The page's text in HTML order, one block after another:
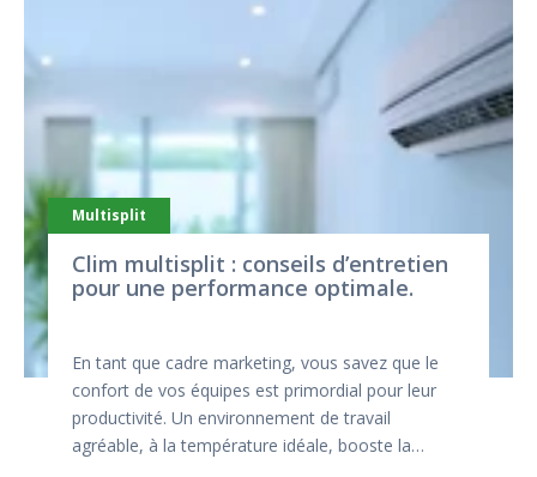
Multisplit
Clim multisplit : conseils d’entretien
pour une performance optimale.
En tant que cadre marketing, vous savez que le
confort de vos équipes est primordial pour leur
productivité. Un environnement de travail
agréable, à la température idéale, booste la…